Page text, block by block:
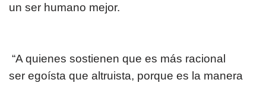
un ser humano mejor.
“A quienes sostienen que es más racional
ser egoísta que altruista, porque es la manera